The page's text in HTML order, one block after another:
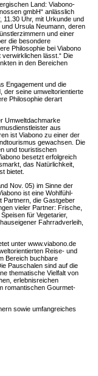
Land: Viabono-
gmbH“ anlässlich
Uhr, mit Urkunde und
Ursula Neumann, deren
und einer
die besondere
Philosophie bei Viabono
lässt.“ Die
in den Bereichen
Engagement und die
der seine umweltorientierte
Philosophie derart
Umweltdachmarke
aus
ist Viabono zu einer der
gewachsen. Die
und touristischen
besetzt erfolgreich
das Natürlichkeit,
bietet.
Nov. 05) im Sinne der
ist eine Wohlfühl-
Partnern, die Gastgeber
vieler Partner: Frische,
für Vegetarier,
Fahrradverleih,
unter www.viabono.de
Reise- und
Bereich buchbare
Pauschalen sind auf die
thematische Vielfalt von
erlebnisreichen
romantischen Gourmet-
sowie umfangreiches